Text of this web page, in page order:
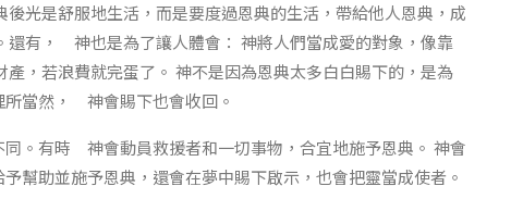
光是舒服地生活，而是要度過恩典的生活，帶給他人恩典，成
有， 神也是為了讓人體會： 神將人們當成愛的對象，像靠
，若浪費就完蛋了。 神不是因為恩典太多白白賜下的，是為
當然， 神會賜下也會收回。
。有時 神會動員救援者和一切事物，合宜地施予恩典。 神會
幫助並施予恩典，還會在夢中賜下啟示，也會把靈當成使者。